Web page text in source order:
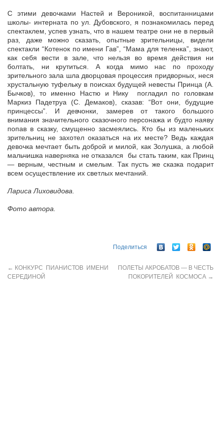
С этими девочками Настей и Вероникой, воспитанницами
школы- интерната по ул. Дубовского, я познакомилась перед
спектаклем, успев узнать, что в нашем театре они не в первый
раз, даже можно сказать, опытные зрительницы, видели
спектакли “Котенок по имени Гав”, “Мама для теленка”, знают,
как себя вести в зале, что нельзя во время действия ни
болтать, ни крутиться. А когда мимо нас по проходу
зрительного зала шла дворцовая процессия придворных, неся
хрустальную туфельку в поисках будущей невесты Принца (А.
Бычков), то именно Настю и Нику погладил по головкам
Маркиз Падетруа (С. Демаков), сказав: “Вот они, будущие
принцессы”. И девчонки, замерев от такого большого
внимания значительного сказочного персонажа и будто наяву
попав в сказку, смущенно засмеялись. Кто бы из маленьких
зрительниц не захотел оказаться на их месте? Ведь каждая
девочка мечтает быть доброй и милой, как Золушка, а любой
мальчишка наверняка не отказался бы стать таким, как Принц
— верным, честным и смелым. Так пусть же сказка подарит
всем осуществление их светлых мечтаний.
Лариса Лиховидова.
Фото автора.
Поделиться
← КОНКУРС ПИАНИСТОВ ИМЕНИ
СЕРЕДИНОЙ
ПОЛЕТЫ АКРОБАТОВ — В ЧЕСТЬ
ПОКОРИТЕЛЕЙ КОСМОСА →